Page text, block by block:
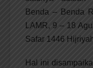
Benda – Benda
LAMR, 9 – 18
Safar 1446
Hal ini